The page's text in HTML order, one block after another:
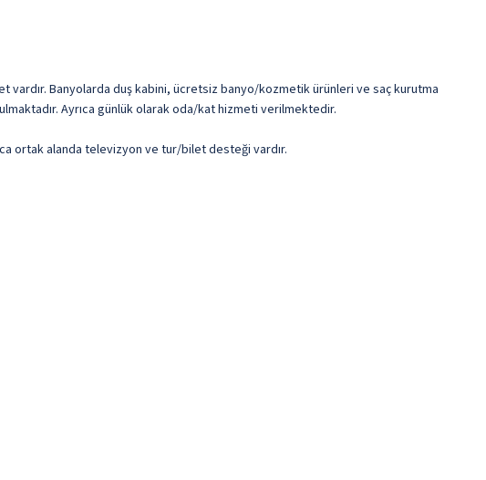
vardır. Banyolarda duş kabini, ücretsiz banyo/kozmetik ürünleri ve saç kurutma
Ayrıca günlük olarak oda/kat hizmeti verilmektedir.
ortak alanda televizyon ve tur/bilet desteği vardır.